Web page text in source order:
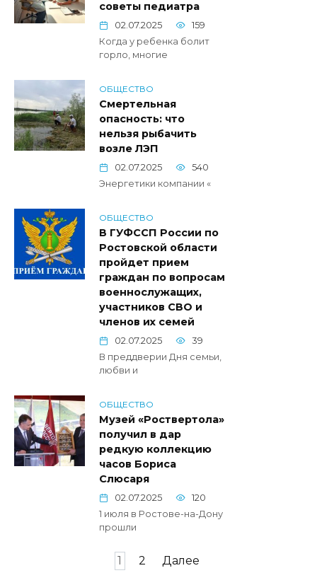
советы педиатра
02.07.2025
159
Когда у ребенка болит
горло, многие
ОБЩЕСТВО
Смертельная
опасность: что
нельзя рыбачить
возле ЛЭП
02.07.2025
540
Энергетики компании «
ОБЩЕСТВО
В ГУФССП России по
Ростовской области
пройдет прием
граждан по вопросам
военнослужащих,
участников СВО и
членов их семей
02.07.2025
39
В преддверии Дня семьи,
любви и
ОБЩЕСТВО
Музей «Роствертола»
получил в дар
редкую коллекцию
часов Бориса
Слюсаря
02.07.2025
120
1 июля в Ростове-на-Дону
прошли
1 2 Далее